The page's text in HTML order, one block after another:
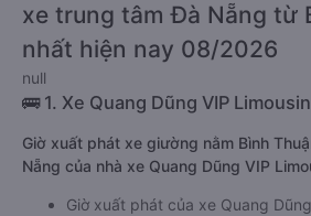
xe trung tâm Đà Nẵng từ
nhất hiện nay 08/2026
null
🚌 1. Xe Quang Dũng VIP
Giờ xuất phát xe giường nằm Bình
Nẵng của nhà xe Quang Dũng VIP
Giờ xuất phát của xe Quang